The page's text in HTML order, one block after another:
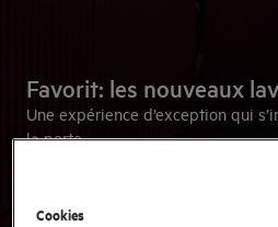
Favorit: les nouveaux
Une expérience d’exception qui
la porte.
Cookies